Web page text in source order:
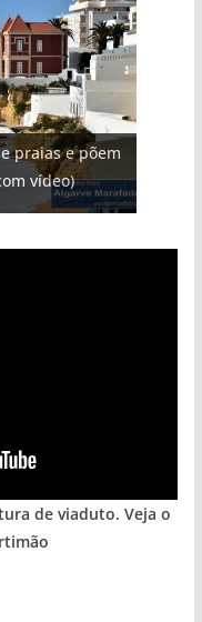
praias e põem
vídeo)
de 108
de dois
que cresceu
do
vídeo)
Nova rota
de viaduto. Veja o